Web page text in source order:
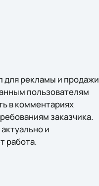
для рекламы и продажи
пользователям
в комментариях
заказчика.
и
работа.